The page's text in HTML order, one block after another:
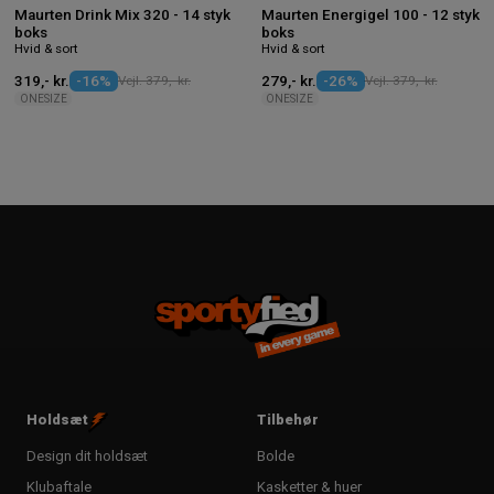
Maurten Drink Mix 320 - 14 styk
boks
Hvid & sort
319,- kr. -16% Vejl. 379,- kr.
ONESIZE
Maurten Energigel 100 - 12 styk
boks
Hvid & sort
279,- kr. -26% Vejl. 379,- kr.
ONESIZE
Holdsæt
Design dit holdsæt
Klubaftale
Tilbehør
Bolde
Kasketter & huer